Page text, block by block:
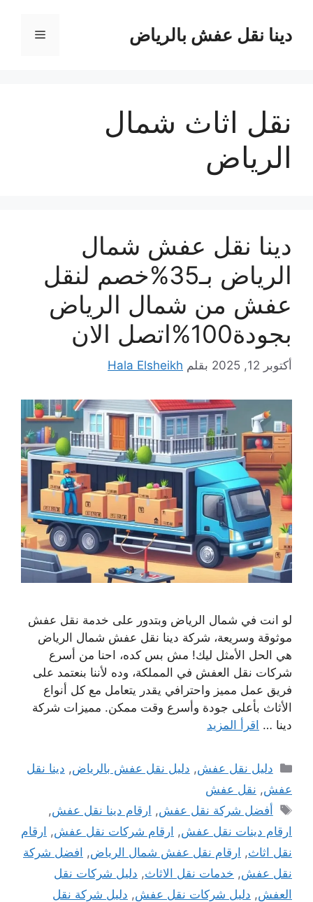
المحتوىدينا نقل عفش بالرياض القائمة
نقل اثاث شمال
الرياض
دينا نقل عفش شمال
الرياض بـ35%خصم لنقل
عفش من شمال الرياض
بجودة100%اتصل الان
أكتوبر 12, 2025 بقلم Hala Elsheikh
لو انت في شمال الرياض وبتدور على خدمة نقل عفش
موثوقة وسريعة، شركة دينا نقل عفش شمال الرياض
هي الحل الأمثل ليك! مش بس كده، احنا من أسرع
شركات نقل العفش في المملكة، وده لأننا بنعتمد على
فريق عمل مميز واحترافي يقدر يتعامل مع كل أنواع
الأثاث بأعلى جودة وأسرع وقت ممكن. مميزات شركة
دينا … اقرأ المزيد
التصنيفات
دليل نقل عفش, دليل نقل عفش بالرياض, دينا نقل
عفش, نقل عفش
الوسوم
أفضل شركة نقل عفش, ارقام دينا نقل عفش,
ارقام دينات نقل عفش, ارقام شركات نقل عفش, ارقام
نقل اثاث, ارقام نقل عفش شمال الرياض, افضل شركة
نقل عفش, خدمات نقل الاثاث, دليل شركات نقل
العفش, دليل شركات نقل عفش, دليل شركة نقل